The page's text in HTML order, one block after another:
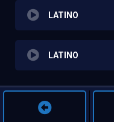
LATINO
LATINO